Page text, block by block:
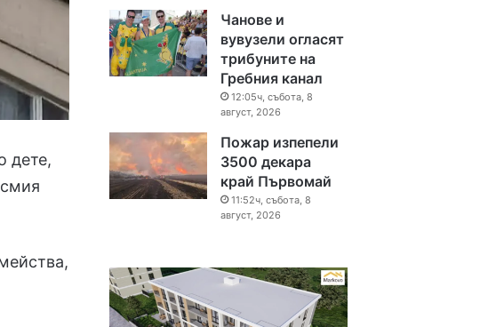
дете,
Чанове и
вувузели огласят
трибуните на
Гребния канал
12:05ч, събота, 8
август, 2026
Пожар изпепели
3500 декара
край Първомай
11:52ч, събота, 8
август, 2026